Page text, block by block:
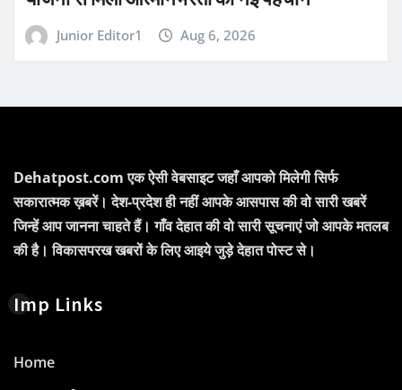
Junior Editor1 Aug 6, 2026
Dehatpost.com एक ऐसी वेबसाइट जहाँ आपको मिलेगी सिर्फ
सकारात्मक ख़बरें। देश-प्रदेश ही नहीं आपके आसपास की वो सारी खबरें
जिन्हें आप जानना चाहते हैं। गाँव देहात की वो सारी सूचनाएं जो आपके मतलब
की है। विकासपरख खबरों के लिए आइये जुड़े देहात पोस्ट से।
Imp Links
Home